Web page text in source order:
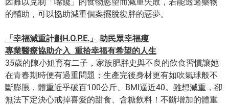
的輔助，可以協助減重個案擺脫復胖的惡夢。
「幸福減重計劃 H.O.P.E. 」
助民眾幸福瘦
專業醫療協助介入 重拾幸福有希望的人生
35歲的陳小姐育有二子，家族肥胖史與不良的飲食習慣讓她
在青春期時便有過重問題；生產完後身材更有如吹氣球般不
斷膨脹，體重近乎破百100公斤、BMI逼近40。雖想減重，卻
無法下定決心戒掉喜愛的甜食、含糖飲料！不斷增加的體重